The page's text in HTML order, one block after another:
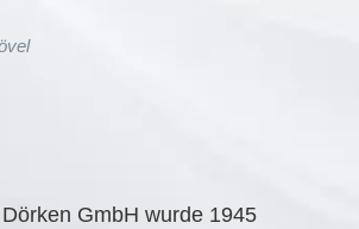
GmbH wurde 1945